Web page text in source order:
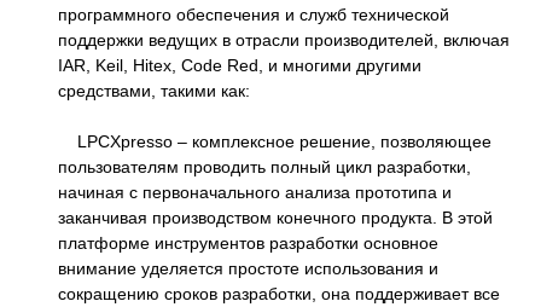
программного обеспечения и служб технической
поддержки ведущих в отрасли производителей, включая
IAR, Keil, Hitex, Code Red, и многими другими
средствами, такими как:
LPCXpresso – комплексное решение, позволяющее
пользователям проводить полный цикл разработки,
начиная с первоначального анализа прототипа и
заканчивая производством конечного продукта. В этой
платформе инструментов разработки основное
внимание уделяется простоте использования и
сокращению сроков разработки, она поддерживает все